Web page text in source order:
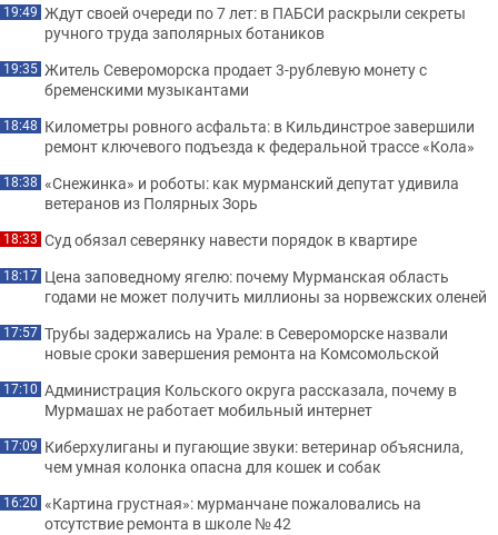
19:49 Ждут своей очереди по 7 лет: в ПАБСИ раскрыли секреты
ручного труда заполярных ботаников
19:35 Житель Североморска продает 3-рублевую монету с
бременскими музыкантами
18:48 Километры ровного асфальта: в Кильдинстрое завершили
ремонт ключевого подъезда к федеральной трассе «Кола»
18:38 «Снежинка» и роботы: как мурманский депутат удивила
ветеранов из Полярных Зорь
18:33 Суд обязал северянку навести порядок в квартире
18:17 Цена заповедному ягелю: почему Мурманская область
годами не может получить миллионы за норвежских оленей
17:57 Трубы задержались на Урале: в Североморске назвали
новые сроки завершения ремонта на Комсомольской
17:10 Администрация Кольского округа рассказала, почему в
Мурмашах не работает мобильный интернет
17:09 Киберхулиганы и пугающие звуки: ветеринар объяснила,
чем умная колонка опасна для кошек и собак
16:20 «Картина грустная»: мурманчане пожаловались на
отсутствие ремонта в школе № 42